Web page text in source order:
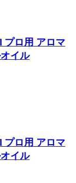
ロ用 アロマ
イル
ロ用 アロマ
イル